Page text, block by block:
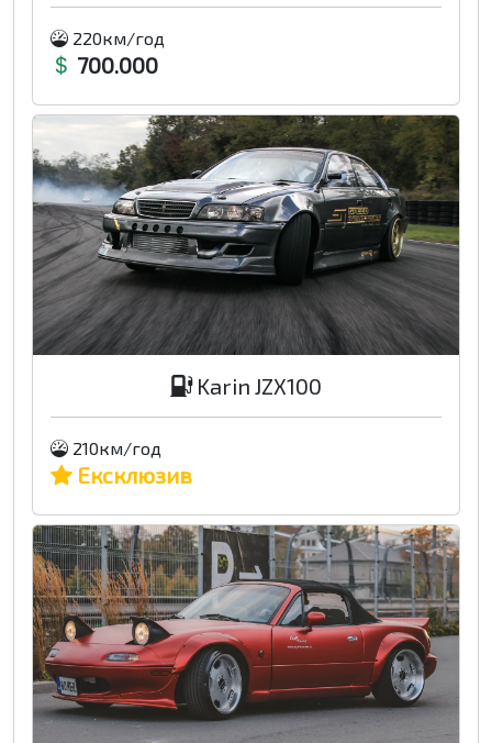
220км/год
700.000
Karin JZX100
210км/год
Ексклюзив